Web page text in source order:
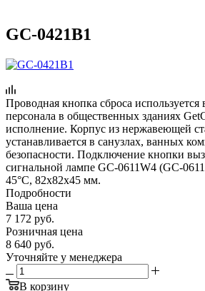
GC-0421B1
Проводная кнопка сброса используется
персонала в общественных зданиях
исполнение. Корпус из нержавеющей
устанавливается в санузлах, ванных
безопасности. Подключение кнопки
сигнальной лампе GC-0611W4 (GC-
45°С, 82х82х45 мм.
Подробности
Ваша цена
7 172 руб.
Розничная цена
8 640 руб.
Уточняйте у менеджера
В корзину